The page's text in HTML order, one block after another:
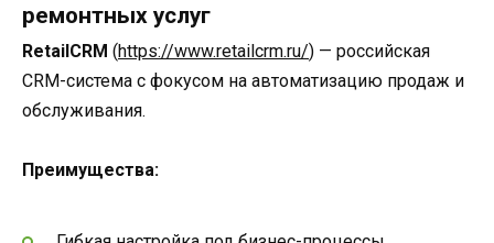
ремонтных услуг
RetailCRM (https://www.retailcrm.ru/) — российская
CRM-система с фокусом на автоматизацию продаж и
обслуживания.
Преимущества: